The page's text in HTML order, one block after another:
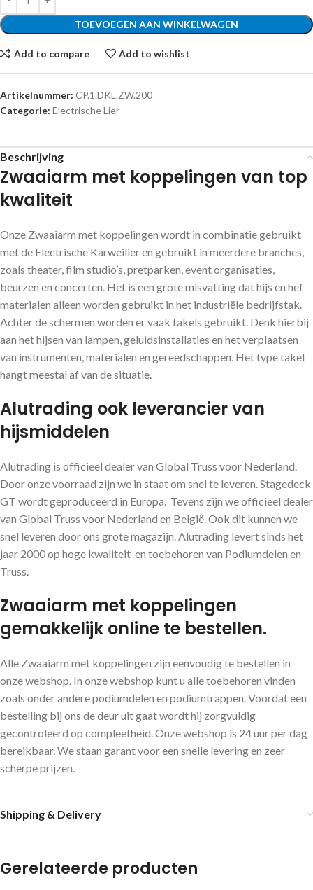
TOEVOEGEN AAN WINKELWAGEN
Add to compare Add to wishlist
Artikelnummer: CP.1.DKL.ZW.200
Categorie: Electrische Lier
Beschrijving
Zwaaiarm met koppelingen van top
kwaliteit
Onze Zwaaiarm met koppelingen wordt in combinatie gebruikt
met de Electrische Karweilier en gebruikt in meerdere branches,
zoals theater, film studio’s, pretparken, event organisaties,
beurzen en concerten. Het is een grote misvatting dat hijs en hef
materialen alleen worden gebruikt in het industriële bedrijfstak.
Achter de schermen worden er vaak takels gebruikt. Denk hierbij
aan het hijsen van lampen, geluidsinstallaties en het verplaatsen
van instrumenten, materialen en gereedschappen. Het type takel
hangt meestal af van de situatie.
Alutrading ook leverancier van
hijsmiddelen
Alutrading is officieel dealer van Global Truss voor Nederland.
Door onze voorraad zijn we in staat om snel te leveren. Stagedeck
GT wordt geproduceerd in Europa. Tevens zijn we officieel dealer
van Global Truss voor Nederland en België. Ook dit kunnen we
snel leveren door ons grote magazijn. Alutrading levert sinds het
jaar 2000 op hoge kwaliteit en toebehoren van Podiumdelen en
Truss.
Zwaaiarm met koppelingen
gemakkelijk online te bestellen.
Alle Zwaaiarm met koppelingen zijn eenvoudig te bestellen in
onze webshop. In onze webshop kunt u alle toebehoren vinden
zoals onder andere podiumdelen en podiumtrappen. Voordat een
bestelling bij ons de deur uit gaat wordt hij zorgvuldig
gecontroleerd op compleetheid. Onze webshop is 24 uur per dag
bereikbaar. We staan garant voor een snelle levering en zeer
scherpe prijzen.
Shipping & Delivery
Gerelateerde producten